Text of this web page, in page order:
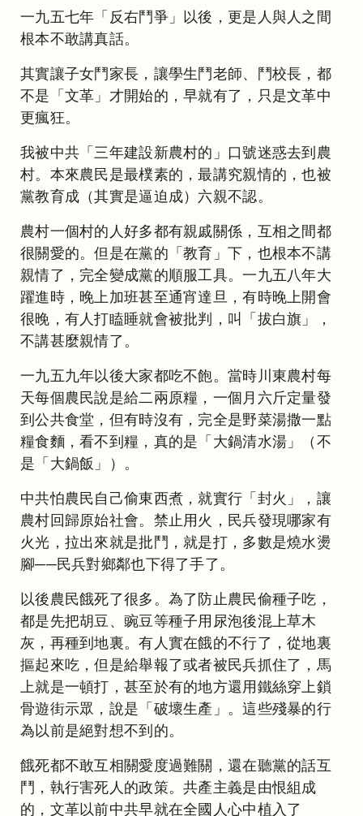
一九五七年「反右鬥爭」以後，更是人與人之間
根本不敢講真話。
其實讓子女鬥家長，讓學生鬥老師、鬥校長，都
不是「文革」才開始的，早就有了，只是文革中
更瘋狂。
我被中共「三年建設新農村的」口號迷惑去到農
村。本來農民是最樸素的，最講究親情的，也被
黨教育成（其實是逼迫成）六親不認。
農村一個村的人好多都有親戚關係，互相之間都
很關愛的。但是在黨的「教育」下，也根本不講
親情了，完全變成黨的順服工具。一九五八年大
躍進時，晚上加班甚至通宵達旦，有時晚上開會
很晚，有人打瞌睡就會被批判，叫「拔白旗」，
不講甚麼親情了。
一九五九年以後大家都吃不飽。當時川東農村每
天每個農民說是給二兩原糧，一個月六斤定量發
到公共食堂，但有時沒有，完全是野菜湯撒一點
糧食麵，看不到糧，真的是「大鍋清水湯」（不
是「大鍋飯」）。
中共怕農民自己偷東西煮，就實行「封火」，讓
農村回歸原始社會。禁止用火，民兵發現哪家有
火光，拉出來就是批鬥，就是打，多數是燒水燙
腳──民兵對鄉鄰也下得了手了。
以後農民餓死了很多。為了防止農民偷種子吃，
都是先把胡豆、豌豆等種子用尿泡後混上草木
灰，再種到地裏。有人實在餓的不行了，從地裏
摳起來吃，但是給舉報了或者被民兵抓住了，馬
上就是一頓打，甚至於有的地方還用鐵絲穿上鎖
骨遊街示眾，說是「破壞生產」。這些殘暴的行
為以前是絕對想不到的。
餓死都不敢互相關愛度過難關，還在聽黨的話互
鬥，執行害死人的政策。共產主義是由恨組成
的，文革以前中共早就在全國人心中植入了